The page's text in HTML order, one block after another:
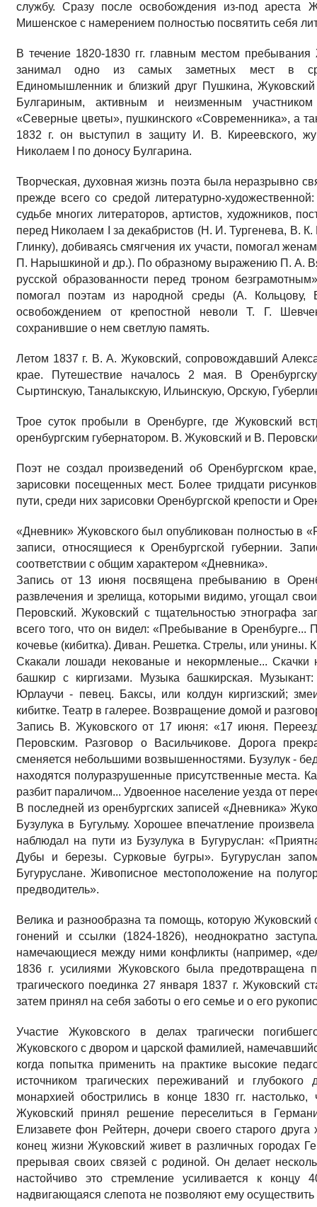
службу. Сразу после освобождения из-под ареста
Мишенское с намерением полностью посвятить себя
В течение 1820-1830 гг. главным местом
занимал одно из самых заметных мест в
Единомышленник и близкий друг Пушкина,
Булгариным, активным и неизменным
«Северные цветы», пушкинского «Современника», а
1832 г. он выступил в защиту И. В. Киреевского,
Николаем I по доносу Булгарина.
Творческая, духовная жизнь поэта была неразрывно
прежде всего со средой литературно-
судьбе многих литераторов, артистов, художников,
перед Николаем I за декабристов (Н. И. Тургенева, В.
Глинку), добиваясь смягчения их участи, помогал
П. Нарышкиной и др.). По образному выражению П. А.
русской образованности перед троном
помогал поэтам из народной среды (А.
освобождением от крепостной неволи Т. Г.
сохранившие о нем светлую память.
Летом 1837 г. В. А. Жуковский, сопровождавший
крае. Путешествие началось 2 мая. В
Сыртинскую, Таналыкскую, Ильинскую, Орскую,
Трое суток пробыли в Оренбурге, где Жуковский
оренбургским губернатором. В. Жуковский и В.
Поэт не создал произведений об Оренбургском
зарисовки посещенных мест. Более тридцати
пути, среди них зарисовки Оренбургской крепости и
«Дневник» Жуковского был опубликован полностью в
записи, относящиеся к Оренбургской губернии.
соответствии с общим характером «Дневника».
Запись от 13 июня посвящена пребыванию в
развлечения и зрелища, которыми видимо, угощал
Перовский. Жуковский с тщательностью этнографа
всего того, что он видел: «Пребывание в Оренбурге...
кочевье (кибитка). Диван. Решетка. Стрелы, или унины.
Скакали лошади некованые и некормленые... Скачки
башкир с киргизами. Музыка башкирская.
Юрлаучи - певец. Баксы, или колдун киргизский;
кибитке. Театр в галерее. Возвращение домой и
Запись В. Жуковского от 17 июня: «17 июня.
Перовским. Разговор о Васильчикове. Дорога
сменяется небольшими возвышенностями. Бузулук -
находятся полуразрушенные присутственные места.
разбит параличом... Удвоенное население уезда от
В последней из оренбургских записей «Дневника»
Бузулука в Бугульму. Хорошее впечатление
наблюдал на пути из Бузулука в Бугуруслан:
Дубы и березы. Сурковые бугры». Бугуруслан
Бугуруслане. Живописное местоположение на
предводитель».
Велика и разнообразна та помощь, которую
гонений и ссылки (1824-1826), неоднократно
намечающиеся между ними конфликты (например,
1836 г. усилиями Жуковского была
трагического поединка 27 января 1837 г. Жуковский
затем принял на себя заботы о его семье и о его
Участие Жуковского в делах трагически
Жуковского с двором и царской фамилией,
когда попытка применить на практике высокие
источником трагических переживаний и
монархией обострились в конце 1830 гг.
Жуковский принял решение переселиться в
Елизавете фон Рейтерн, дочери своего старого
конец жизни Жуковский живет в различных городах
прерывая своих связей с родиной. Он делает
настойчиво это стремление усиливается к концу
надвигающаяся слепота не позволяют ему